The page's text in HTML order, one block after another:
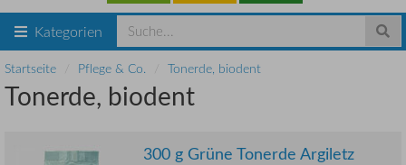
Kategorien
Startseite Pflege & Co. Tonerde, biodent
Tonerde, biodent
300 g Grüne Tonerde Argiletz